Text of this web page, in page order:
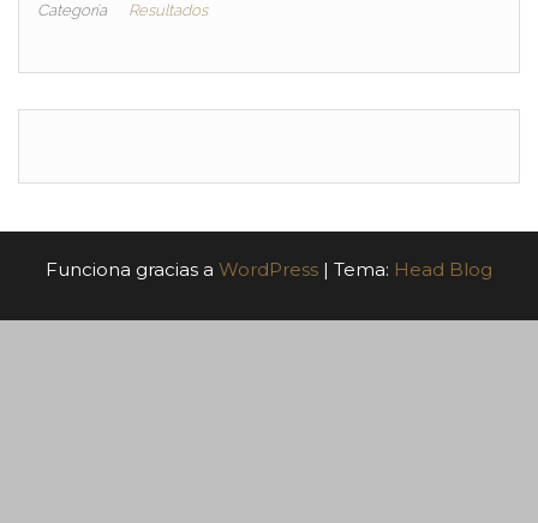
Categoría Resultados
Funciona gracias a WordPress | Tema: Head Blog